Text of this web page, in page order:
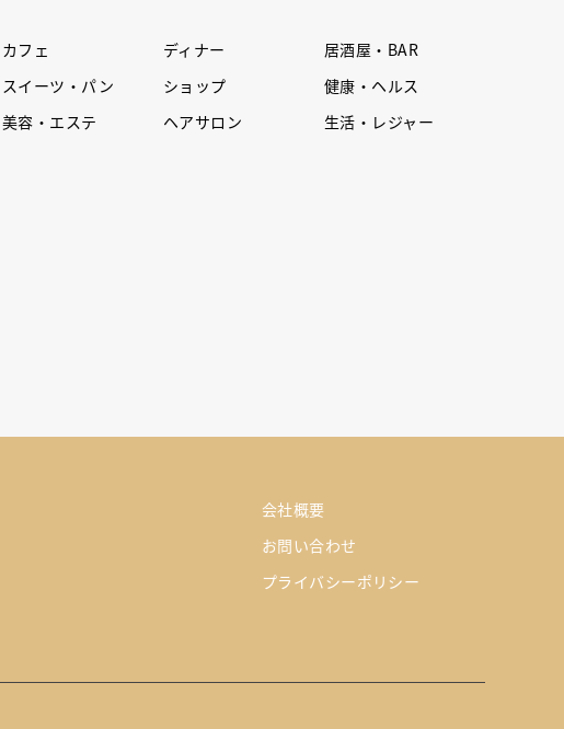
カフェ ディナー
居酒屋・BAR
スイーツ・パン ショップ
健康・ヘルス
美容・エステ ヘアサロン 生活・レジャー
会社概要
お問い合わせ
プライバシーポリシー